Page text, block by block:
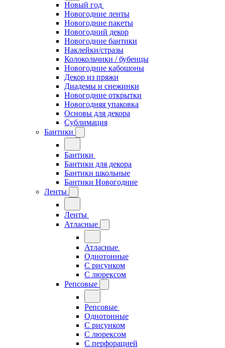
Новый год
Новогодние ленты
Новогодние пакеты
Новогодний декор
Новогодние бантики
Наклейки/стразы
Колокольчики / бубенцы
Новогодние кабошоны
Декор из пряжи
Диадемы и снежинки
Новогодние открытки
Новогодняя упаковка
Основы для декора
Сублимация
Бантики
Бантики
Бантики для декора
Бантики школьные
Бантики Новогодние
Ленты
Ленты
Атласные
Атласные
Однотонные
С рисунком
С люрексом
Репсовые
Репсовые
Однотонные
С рисунком
С люрексом
С перфорацией